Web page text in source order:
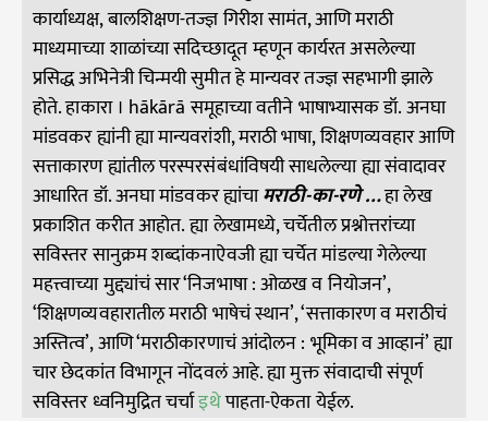
कार्याध्यक्ष, बालशिक्षण-तज्ज्ञ गिरीश सामंत, आणि मराठी
माध्यमाच्या शाळांच्या सदिच्छादूत म्हणून कार्यरत असलेल्या
प्रसिद्ध अभिनेत्री चिन्मयी सुमीत हे मान्यवर तज्ज्ञ सहभागी झाले
होते. हाकारा । hākārā समूहाच्या वतीने भाषाभ्यासक डॉ. अनघा
मांडवकर ह्यांनी ह्या मान्यवरांशी, मराठी भाषा, शिक्षणव्यवहार आणि
सत्ताकारण ह्यांतील परस्परसंबंधांविषयी साधलेल्या ह्या संवादावर
आधारित डॉ. अनघा मांडवकर ह्यांचामराठी-का-रणे …हा लेख
प्रकाशित करीत आहोत.ह्या लेखामध्ये, चर्चेतील प्रश्नोत्तरांच्या
सविस्तर सानुक्रम शब्दांकनाऐवजी ह्या चर्चेत मांडल्या गेलेल्या
महत्त्वाच्या मुद्द्यांचं सार ‘निजभाषा : ओळख व नियोजन’,
‘शिक्षणव्यवहारातील मराठी भाषेचं स्थान’, ‘सत्ताकारण व मराठीचं
अस्तित्व’, आणि ‘मराठीकारणाचं आंदोलन : भूमिका व आव्हानं’ ह्या
चार छेदकांत विभागून नोंदवलं आहे.ह्या मुक्त संवादाचीसंपूर्ण
सविस्तर ध्वनिमुद्रित चर्चाइथेपाहता-ऐकता येईल.